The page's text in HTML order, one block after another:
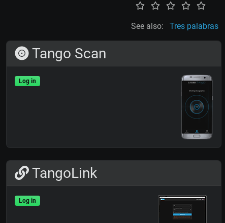
See also: Tres palabras
Tango Scan
Log in
TangoLink
Log in